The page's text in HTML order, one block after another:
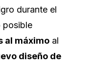
durante el
posible
al máximo al
diseño de